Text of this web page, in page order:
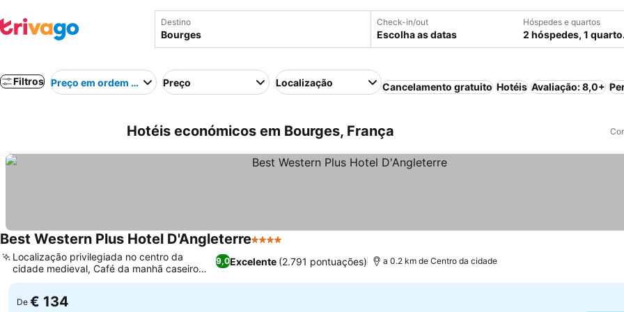
Destino Check-in/out
Escolha as datas
Hóspedes e quartos
2 hóspedes, 1 quarto.
Filtros Preço em ordem crescentePreço Localização Cancelamento gratuito Hotéis Avaliação: 8,0+
Hotéis económicos em Bourges, França
Best Western Plus Hotel D'Angleterre4 Estrelas
9,0Excelente (2.791 pontuações)
Localização privilegiada no centro da
cidade medieval, Café da manhã caseiro
com produtos locais
a 0.2 km de Centro da cidade
De € 134